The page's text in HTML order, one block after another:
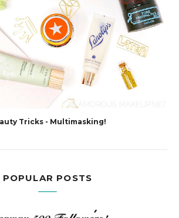
Tricks - Multimasking!
POPULAR POSTS